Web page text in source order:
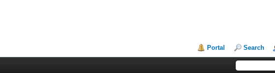
Portal Search